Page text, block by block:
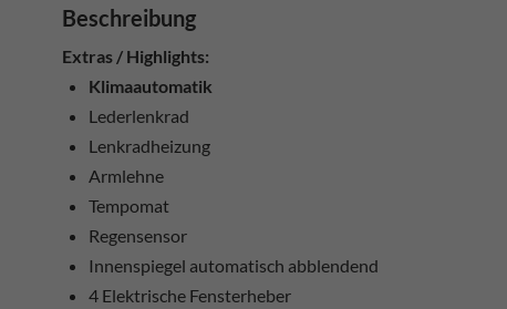
Beschreibung
Extras / Highlights:
Klimaautomatik
Lederlenkrad
Lenkradheizung
Armlehne
Tempomat
Regensensor
Innenspiegel automatisch abblendend
4 Elektrische Fensterheber